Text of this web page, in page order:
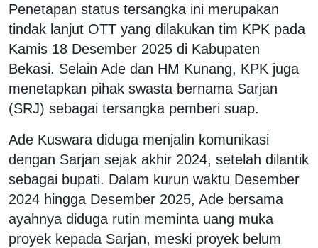
Penetapan status tersangka ini merupakan
tindak lanjut OTT yang dilakukan tim KPK pada
Kamis 18 Desember 2025 di Kabupaten
Bekasi. Selain Ade dan HM Kunang, KPK juga
menetapkan pihak swasta bernama Sarjan
(SRJ) sebagai tersangka pemberi suap.
Ade Kuswara diduga menjalin komunikasi
dengan Sarjan sejak akhir 2024, setelah dilantik
sebagai bupati. Dalam kurun waktu Desember
2024 hingga Desember 2025, Ade bersama
ayahnya diduga rutin meminta uang muka
proyek kepada Sarjan, meski proyek belum